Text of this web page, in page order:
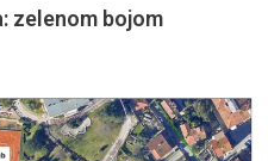
zelenom bojom